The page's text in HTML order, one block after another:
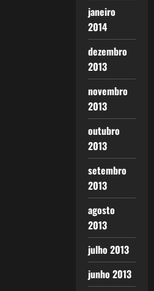
janeiro
2014
dezembro
2013
novembro
2013
outubro
2013
setembro
2013
agosto
2013
julho 2013
junho 2013